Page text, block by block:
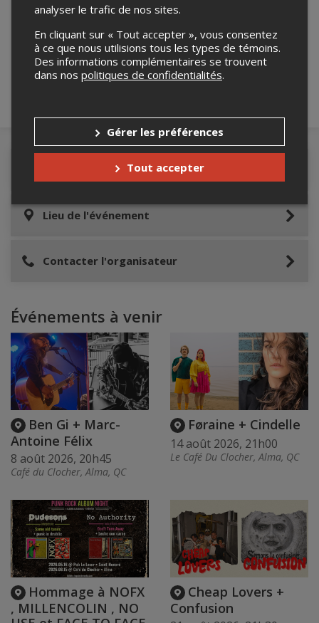
robot ci-bas.
Détails de l'événement
Lieu de l'événement
Contacter l'organisateur
Événements à venir
Ben Gi + Marc-
Antoine Félix
8 août 2026, 20h45
Café du Clocher, Alma, QC
Føraine + Cindelle
14 août 2026, 21h00
Le Café Du Clocher, Alma, QC
Hommage à NOFX
, MILLENCOLIN , NO
Cheap Lovers +
Confusion
analyser le trafic de nos sites.
En cliquant sur « Tout accepter », vous consentez
à ce que nous utilisions tous les types de témoins.
Des informations complémentaires se trouvent
dans nos politiques de confidentialités.
Gérer les préférences
Tout accepter